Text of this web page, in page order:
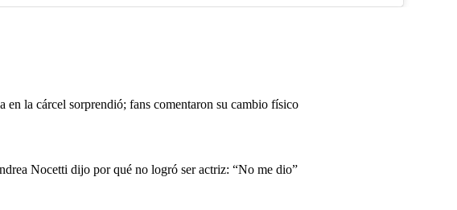
en la cárcel sorprendió; fans comentaron su cambio físico
Nocetti dijo por qué no logró ser actriz: “No me dio”